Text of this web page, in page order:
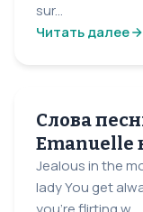
sur...
Читать далее
Слова
Emanuelle
Jealous in the
lady You get